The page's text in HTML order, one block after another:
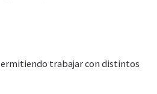
trabajar con distintos